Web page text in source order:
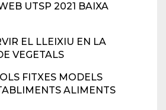
UTSP 2021 BAIXA
EL LLEIXIU EN LA
VEGETALS
FITXES MODELS
ALIMENTS